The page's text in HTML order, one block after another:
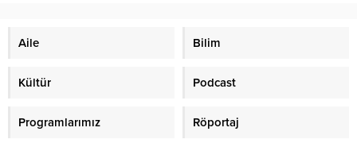
Aile Bilim
Kültür Podcast
Programlarımız Röportaj